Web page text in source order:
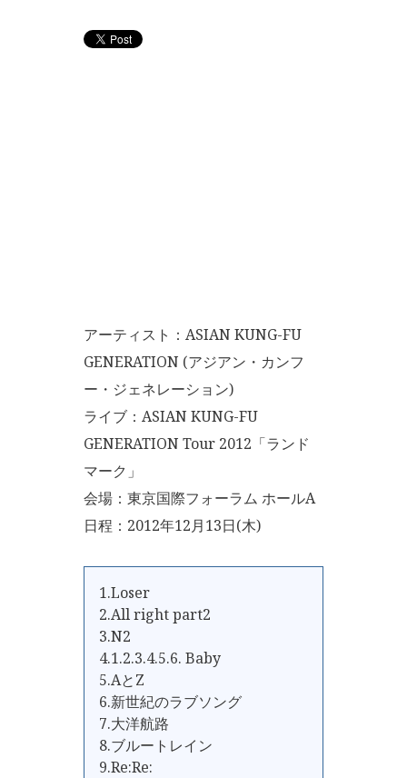
アーティスト：ASIAN KUNG-FU
GENERATION (アジアン・カンフ
ー・ジェネレーション)
ライブ：ASIAN KUNG-FU
GENERATION Tour 2012「ランド
マーク」
会場：東京国際フォーラム ホールA
日程：2012年12月13日(木)
1.Loser
2.All right part2
3.N2
4.1.2.3.4.5.6. Baby
5.AとZ
6.新世紀のラブソング
7.大洋航路
8.ブルートレイン
9.Re:Re: